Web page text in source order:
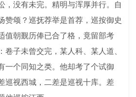
，没有未完。精明与浑厚并行。自
赞颂？巡抚荐举是首荐，巡按御史
值朝觐历俸已合了格，竟留部考
卷子未曾交完，某人科、某人道、
一个同知之类。他却考了个试御
巡视西城，二差是巡视十库。差